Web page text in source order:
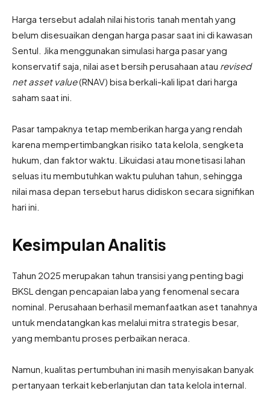
Harga tersebut adalah nilai historis tanah mentah yang
belum disesuaikan dengan harga pasar saat ini di kawasan
Sentul. Jika menggunakan simulasi harga pasar yang
konservatif saja, nilai aset bersih perusahaan atau revised
net asset value(RNAV) bisa berkali-kali lipat dari harga
saham saat ini.
Pasar tampaknya tetap memberikan harga yang rendah
karena mempertimbangkan risiko tata kelola, sengketa
hukum, dan faktor waktu. Likuidasi atau monetisasi lahan
seluas itu membutuhkan waktu puluhan tahun, sehingga
nilai masa depan tersebut harus didiskon secara signifikan
hari ini.
Kesimpulan Analitis
Tahun 2025 merupakan tahun transisi yang penting bagi
BKSL dengan pencapaian laba yang fenomenal secara
nominal. Perusahaan berhasil memanfaatkan aset tanahnya
untuk mendatangkan kas melalui mitra strategis besar,
yang membantu proses perbaikan neraca.
Namun, kualitas pertumbuhan ini masih menyisakan banyak
pertanyaan terkait keberlanjutan dan tata kelola internal.